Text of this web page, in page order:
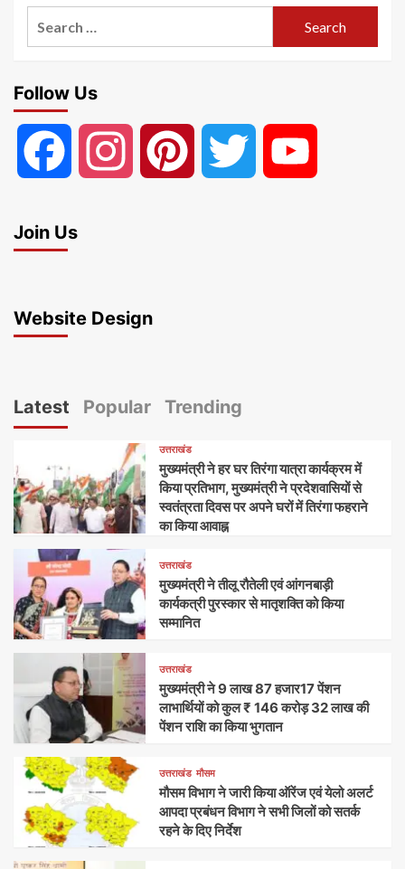
Follow Us
Facebook Instagram Pinterest Twitter
Join Us
Website Design
Latest Popular Trending
उत्तराखंड
मुख्यमंत्री ने हर घर तिरंगा यात्रा कार्यक्रम में
किया प्रतिभाग, मुख्यमंत्री ने प्रदेशवासियों से
स्वतंत्रता दिवस पर अपने घरों में तिरंगा फहराने
का किया आवाह्न
उत्तराखंड
मुख्यमंत्री ने तीलू रौतेली एवं आंगनबाड़ी
कार्यकत्री पुरस्कार से मातृशक्ति को किया
सम्मानित
उत्तराखंड
मुख्यमंत्री ने 9 लाख 87 हजार17 पेंशन
लाभार्थियों को कुल ₹ 146 करोड़ 32 लाख की
पेंशन राशि का किया भुगतान
उत्तराखंड मौसम
मौसम विभाग ने जारी किया ऑरेंज एवं येलो अलर्ट
आपदा प्रबंधन विभाग ने सभी जिलों को सतर्क
रहने के दिए निर्देश